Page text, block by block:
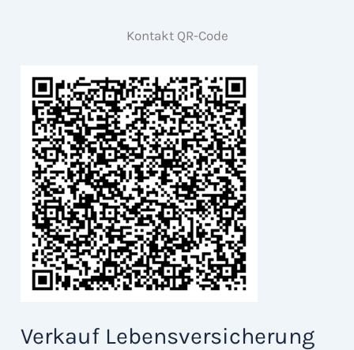
Kontakt QR-Code
Verkauf Lebensversicherung